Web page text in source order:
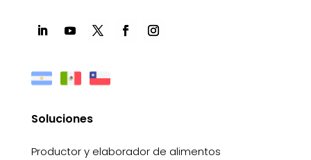
Soluciones
Productor y elaborador de alimentos